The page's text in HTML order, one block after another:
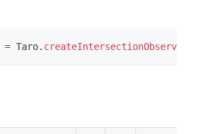
= Taro. createIntersectionObserver